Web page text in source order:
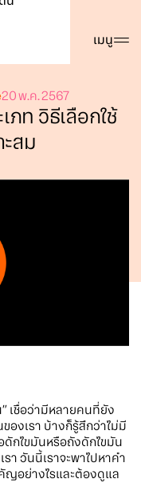
เมนู
20 พ.ค. 2567
ภท วิธีเลือกใช้
สม
เชื่อว่ามีหลายคนที่ยัง
องเรา บ้างก็รู้สึกว่าไม่มี
กไขมันหรือถังดักไขมัน
วันนี้เราจะพาไปหาคำ
ญอย่างไรและต้องดูแล